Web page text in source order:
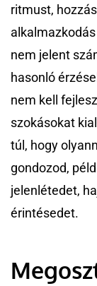
ritmust,
nem jelent
hasonló
nem kell
szokásokat
túl, hogy
gondozod,
jelenlétedet,
érintésedet.